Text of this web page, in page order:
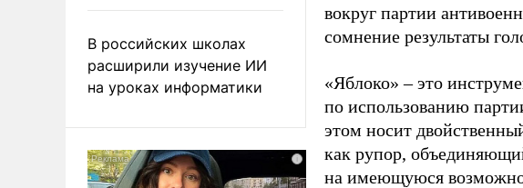
В российских школах
расширили изучение ИИ
на уроках информатики
вокруг партии
сомнение результаты
«Яблоко» – это
по использованию
этом носит
как рупор,
на имеющуюся